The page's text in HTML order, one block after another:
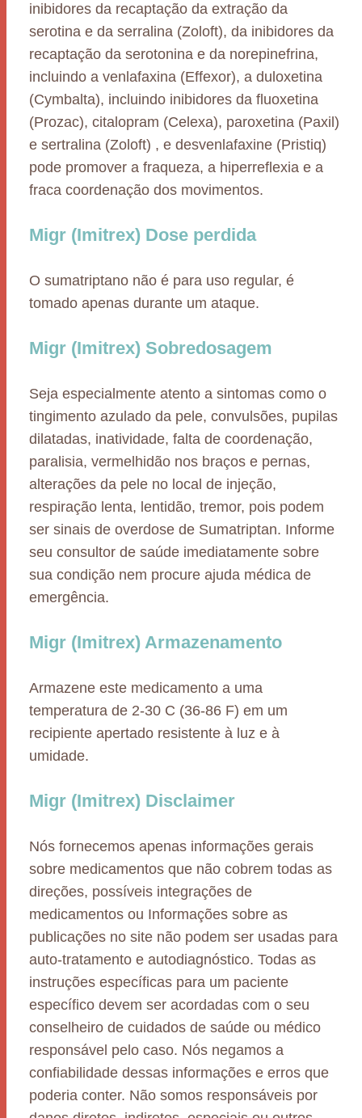
inibidores da recaptação da extração da
serotina e da serralina (Zoloft), da inibidores da
recaptação da serotonina e da norepinefrina,
incluindo a venlafaxina (Effexor), a duloxetina
(Cymbalta), incluindo inibidores da fluoxetina
(Prozac), citalopram (Celexa), paroxetina (Paxil)
e sertralina (Zoloft) , e desvenlafaxine (Pristiq)
pode promover a fraqueza, a hiperreflexia e a
fraca coordenação dos movimentos.
Migr (Imitrex) Dose perdida
O sumatriptano não é para uso regular, é
tomado apenas durante um ataque.
Migr (Imitrex) Sobredosagem
Seja especialmente atento a sintomas como o
tingimento azulado da pele, convulsões, pupilas
dilatadas, inatividade, falta de coordenação,
paralisia, vermelhidão nos braços e pernas,
alterações da pele no local de injeção,
respiração lenta, lentidão, tremor, pois podem
ser sinais de overdose de Sumatriptan. Informe
seu consultor de saúde imediatamente sobre
sua condição nem procure ajuda médica de
emergência.
Migr (Imitrex) Armazenamento
Armazene este medicamento a uma
temperatura de 2-30 C (36-86 F) em um
recipiente apertado resistente à luz e à
umidade.
Migr (Imitrex) Disclaimer
Nós fornecemos apenas informações gerais
sobre medicamentos que não cobrem todas as
direções, possíveis integrações de
medicamentos ou Informações sobre as
publicações no site não podem ser usadas para
auto-tratamento e autodiagnóstico. Todas as
instruções específicas para um paciente
específico devem ser acordadas com o seu
conselheiro de cuidados de saúde ou médico
responsável pelo caso. Nós negamos a
confiabilidade dessas informações e erros que
poderia conter. Não somos responsáveis por